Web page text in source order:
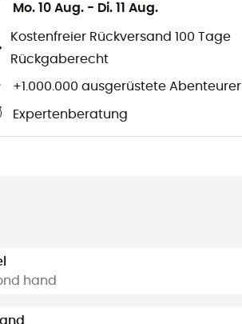
Mo. 10 Aug. - Di. 11 Aug.
Kostenfreier Rückversand 100 Tage
Rückgaberecht
+1.000.000 ausgerüstete Abenteurer
Expertenberatung
hand